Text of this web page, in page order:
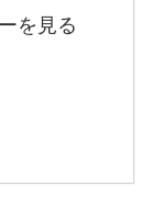
を見る